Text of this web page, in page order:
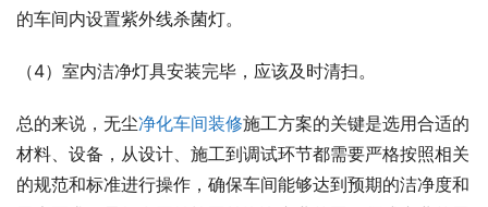
的车间内设置紫外线杀菌灯。
（4）室内洁净灯具安装完毕，应该及时清扫。
总的来说，无尘净化车间装修施工方案的关键是选用合适的
材料、设备，从设计、施工到调试环节都需要严格按照相关
的规范和标准进行操作，确保车间能够达到预期的洁净度和